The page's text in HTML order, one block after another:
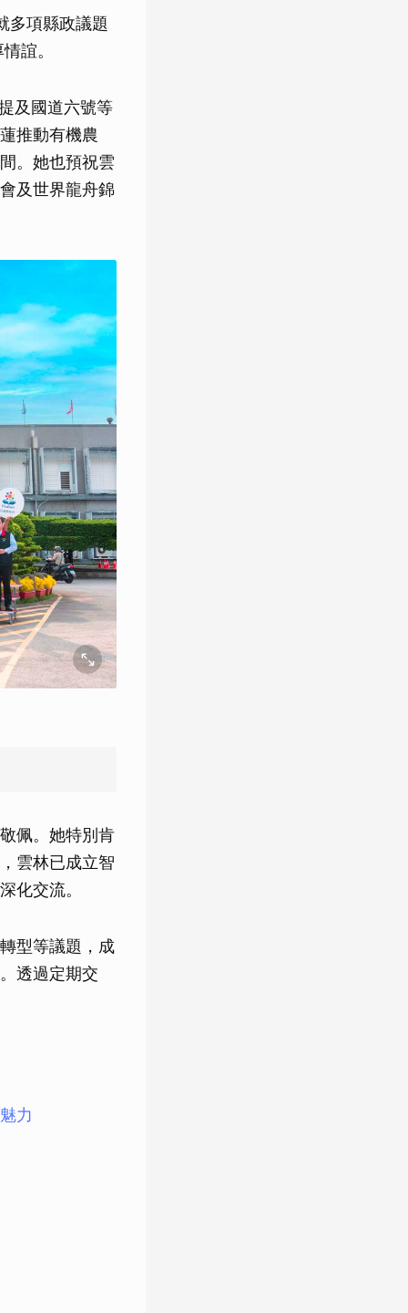
多項縣政議題
誼。
及國道六號等
推動有機農
。她也預祝雲
及世界龍舟錦
佩。她特別肯
雲林已成立智
化交流。
型等議題，成
透過定期交
力